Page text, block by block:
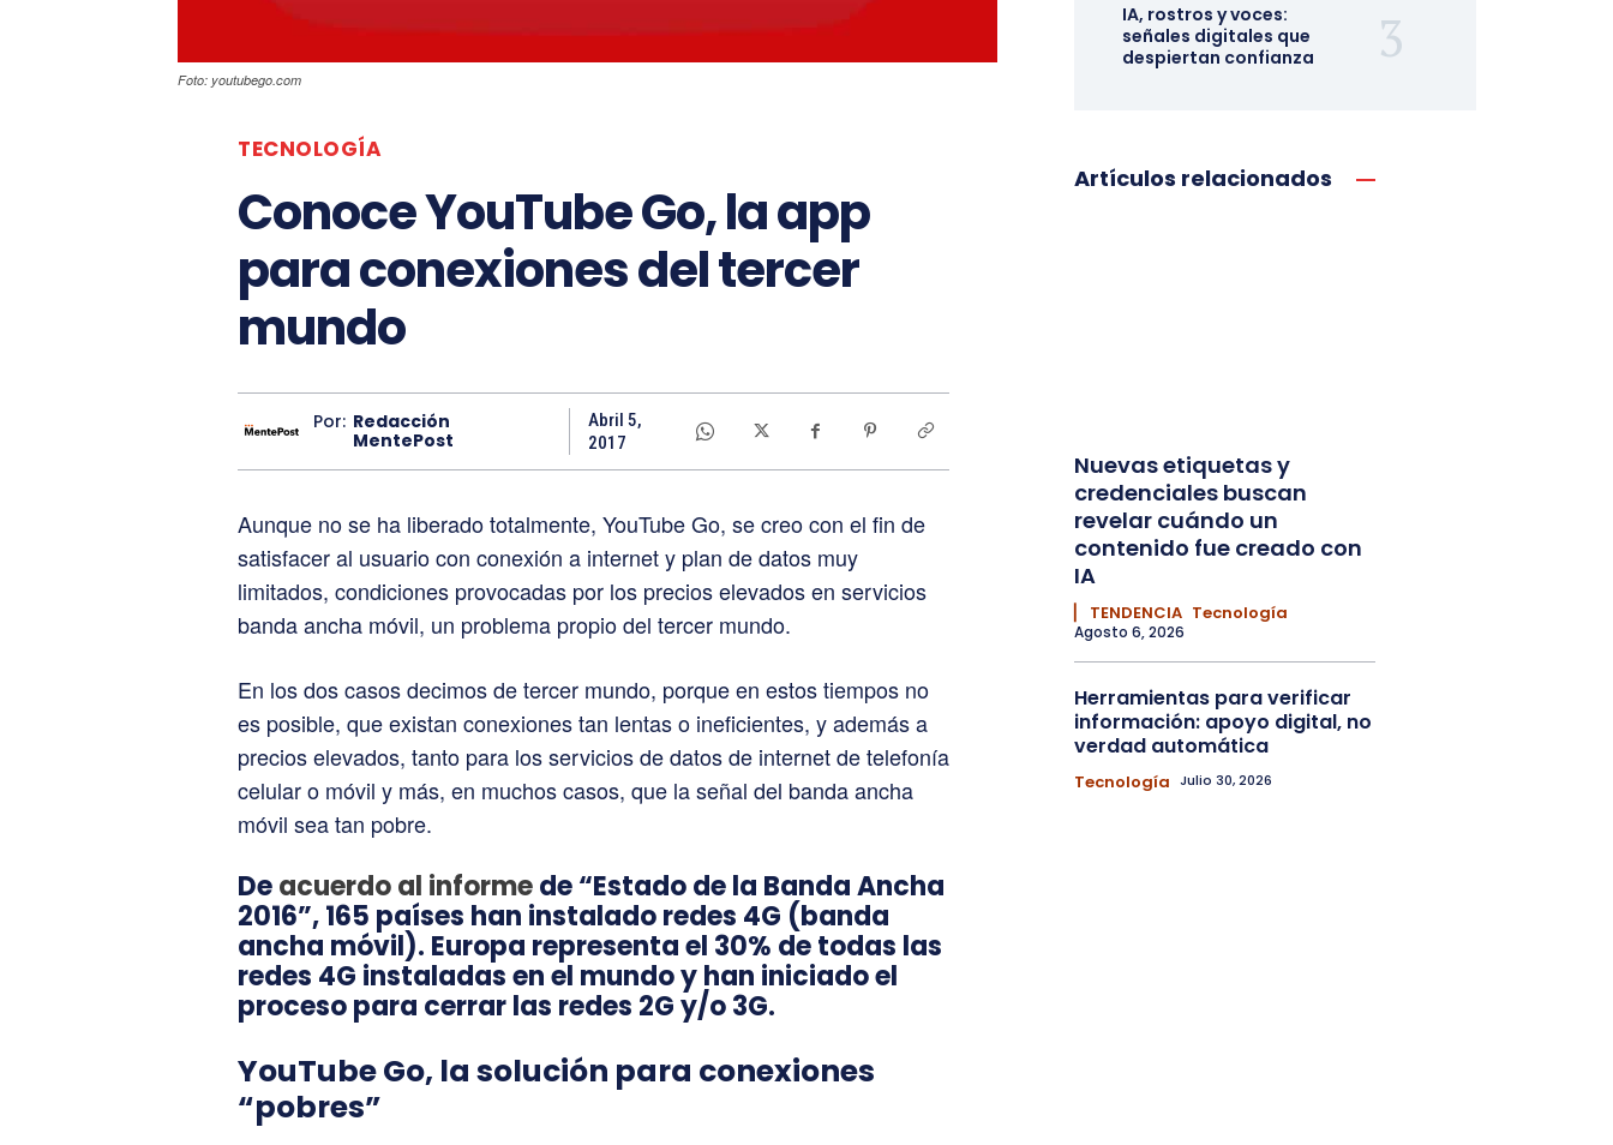
Foto: youtubego.com
TECNOLOGÍA
Conoce YouTube Go, la app
para conexiones del tercer
mundo
Por: Redacción
MentePost
Abril 5,
2017
Aunque no se ha liberado totalmente, YouTube Go, se creo con el fin de
satisfacer al usuario con conexión a internet y plan de datos muy
limitados, condiciones provocadas por los precios elevados en servicios
banda ancha móvil, un problema propio del tercer mundo.
En los dos casos decimos de tercer mundo, porque en estos tiempos no
es posible, que existan conexiones tan lentas o ineficientes, y además a
precios elevados, tanto para los servicios de datos de internet de telefonía
celular o móvil y más, en muchos casos, que la señal del banda ancha
móvil sea tan pobre.
Deacuerdo al informede “Estado de la Banda Ancha
2016”, 165 países han instalado redes 4G (banda
ancha móvil). Europa representa el 30% de todas las
redes 4G instaladas en el mundo y han iniciado el
proceso para cerrar las redes 2G y/o 3G.
YouTube Go, la solución para conexiones
“pobres”
IA, rostros y voces:
señales digitales que
despiertan confianza
Artículos relacionados
Nuevas etiquetas y
credenciales buscan
revelar cuándo un
contenido fue creado con
IA
▏ TENDENCIA Tecnología
Agosto 6, 2026
Herramientas para verificar
información: apoyo digital, no
verdad automática
Tecnología Julio 30, 2026